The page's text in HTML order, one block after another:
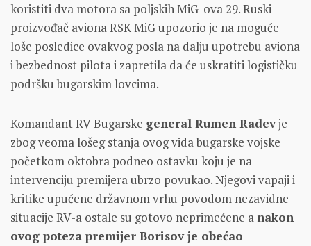
koristiti dva motora sa poljskih MiG-ova 29. Ruski
proizvođač aviona RSK MiG upozorio je na moguće
loše posledice ovakvog posla na dalju upotrebu aviona
i bezbednost pilota i zapretila da će uskratiti logističku
podršku bugarskim lovcima.
Komandant RV Bugarske general Rumen Radevje
zbog veoma lošeg stanja ovog vida bugarske vojske
početkom oktobra podneo ostavku koju je na
intervenciju premijera ubrzo povukao. Njegovi vapaji i
kritike upućene državnom vrhu povodom nezavidne
situacije RV-a ostale su gotovo neprimećene a nakon
ovog poteza premijer Borisov je obećao